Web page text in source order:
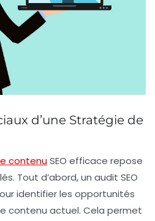
d’une Stratégie de
contenuSEO efficace repose
Tout d’abord, un audit SEO
identifier les opportunités
contenu actuel. Cela permet